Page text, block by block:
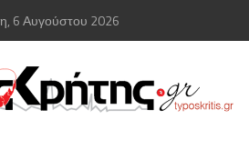
6 Αυγούστου 2026